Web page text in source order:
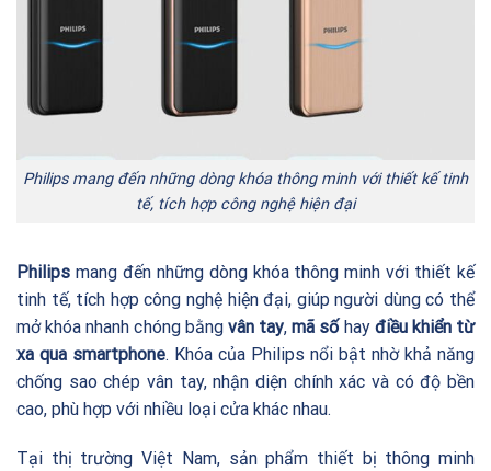
Philips mang đến những dòng khóa thông minh với thiết kế tinh
tế, tích hợp công nghệ hiện đại
Philips mang đến những dòng khóa thông minh với thiết kế
tinh tế, tích hợp công nghệ hiện đại, giúp người dùng có thể
mở khóa nhanh chóng bằng vân tay,mã sốhay điều khiển từ
xa qua smartphone. Khóa của Philips nổi bật nhờ khả năng
chống sao chép vân tay, nhận diện chính xác và có độ bền
cao, phù hợp với nhiều loại cửa khác nhau.
Tại thị trường Việt Nam, sản phẩm thiết bị thông minh